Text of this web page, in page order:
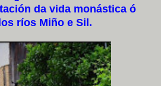
da vida monástica ó
ríos Miño e Sil.